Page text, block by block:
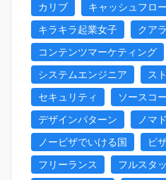
カリブ
キャッシュフロー
キラキラ起業女子
クア
コンテンツマーケティング
システムエンジニア
ス
セキュリティ
ソースコ
デザインパターン
ノマ
ノービザでいける国
ビ
フリーランス
フルスタ